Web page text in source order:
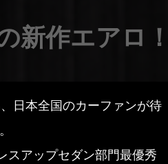
新作エアロ
日本全国のカーファンが待
スアップセダン部門最優秀